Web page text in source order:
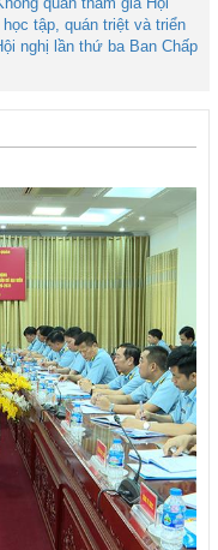
tập, quán triệt và triển
nghị lần thứ ba Ban Chấp